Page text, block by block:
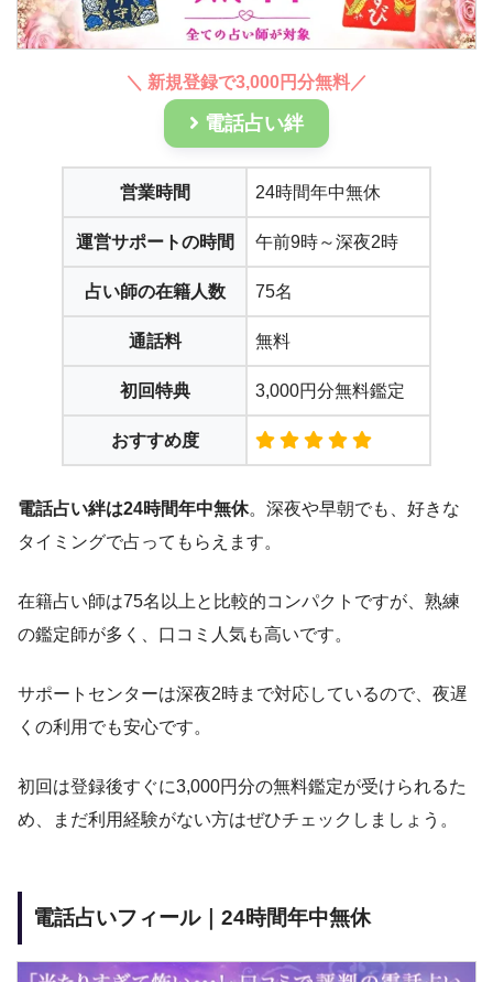
＼ 新規登録で3,000円分無料／
電話占い絆
営業時間 24時間年中無休
運営サポートの時間 午前9時～深夜2時
占い師の在籍人数 75名
通話料 無料
初回特典 3,000円分無料鑑定
おすすめ度
電話占い絆は24時間年中無休。深夜や早朝でも、好きな
タイミングで占ってもらえます。
在籍占い師は75名以上と比較的コンパクトですが、熟練
の鑑定師が多く、口コミ人気も高いです。
サポートセンターは深夜2時まで対応しているので、夜遅
くの利用でも安心です。
初回は登録後すぐに3,000円分の無料鑑定が受けられるた
め、まだ利用経験がない方はぜひチェックしましょう。
電話占いフィール｜24時間年中無休